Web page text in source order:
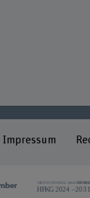
Impressum